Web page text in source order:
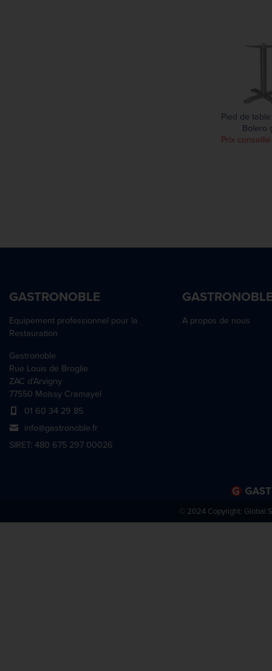
Pied de
Bolero
Prix
GASTRONOBLE
Equipement professionnel pour la
Restauration
Gastronoble
Rue Louis de Broglie
ZAC d'Arvigny
77550 Moissy Cramayel
01 60 34 29 85
info@gastronoble.fr
SIRET: 480 675 297 00026
A propos de nous
© 2024 Copyright: Global